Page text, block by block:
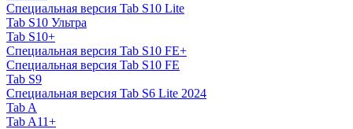
Специальная версия Tab S10 Lite
Tab S10 Ультра
Tab S10+
Специальная версия Tab S10 FE+
Специальная версия Tab S10 FE
Tab S9
Специальная версия Tab S6 Lite 2024
Tab A
Tab A11+